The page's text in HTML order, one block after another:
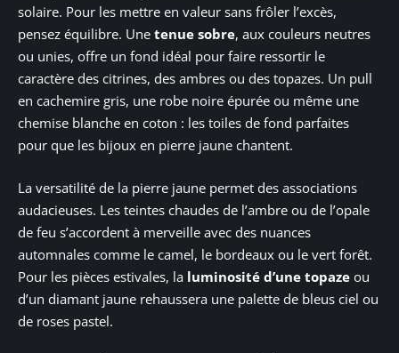
solaire. Pour les mettre en valeur sans frôler l’excès,
pensez équilibre. Une tenue sobre, aux couleurs neutres
ou unies, offre un fond idéal pour faire ressortir le
caractère des citrines, des ambres ou des topazes. Un pull
en cachemire gris, une robe noire épurée ou même une
chemise blanche en coton : les toiles de fond parfaites
pour que les bijoux en pierre jaune chantent.
La versatilité de la pierre jaune permet des associations
audacieuses. Les teintes chaudes de l’ambre ou de l’opale
de feu s’accordent à merveille avec des nuances
automnales comme le camel, le bordeaux ou le vert forêt.
Pour les pièces estivales, la luminosité d’une topaze ou
d’un diamant jaune rehaussera une palette de bleus ciel ou
de roses pastel.